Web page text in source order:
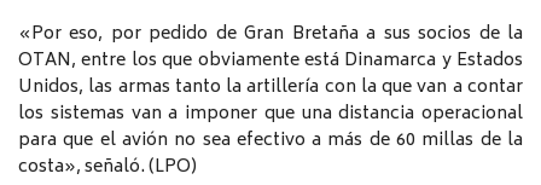
«Por eso, por pedido de Gran Bretaña a sus socios de la
OTAN, entre los que obviamente está Dinamarca y Estados
Unidos, las armas tanto la artillería con la que van a contar
los sistemas van a imponer que una distancia operacional
para que el avión no sea efectivo a más de 60 millas de la
costa», señaló. (LPO)